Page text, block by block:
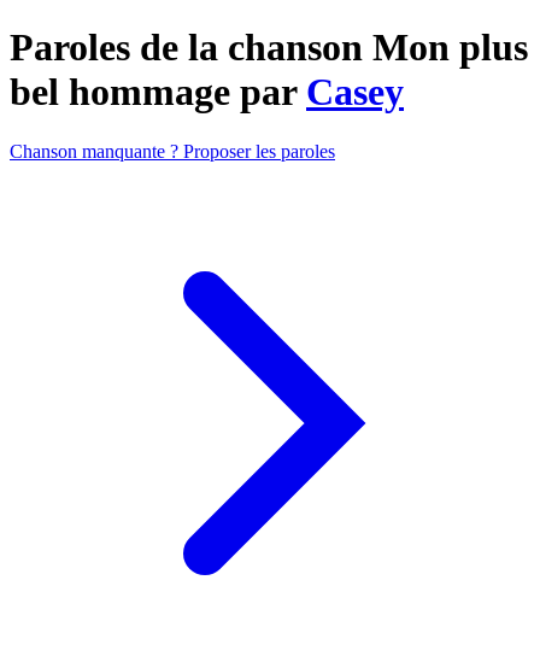
Paroles de la chanson Mon plus
bel hommage par Casey
Chanson manquante ? Proposer les paroles